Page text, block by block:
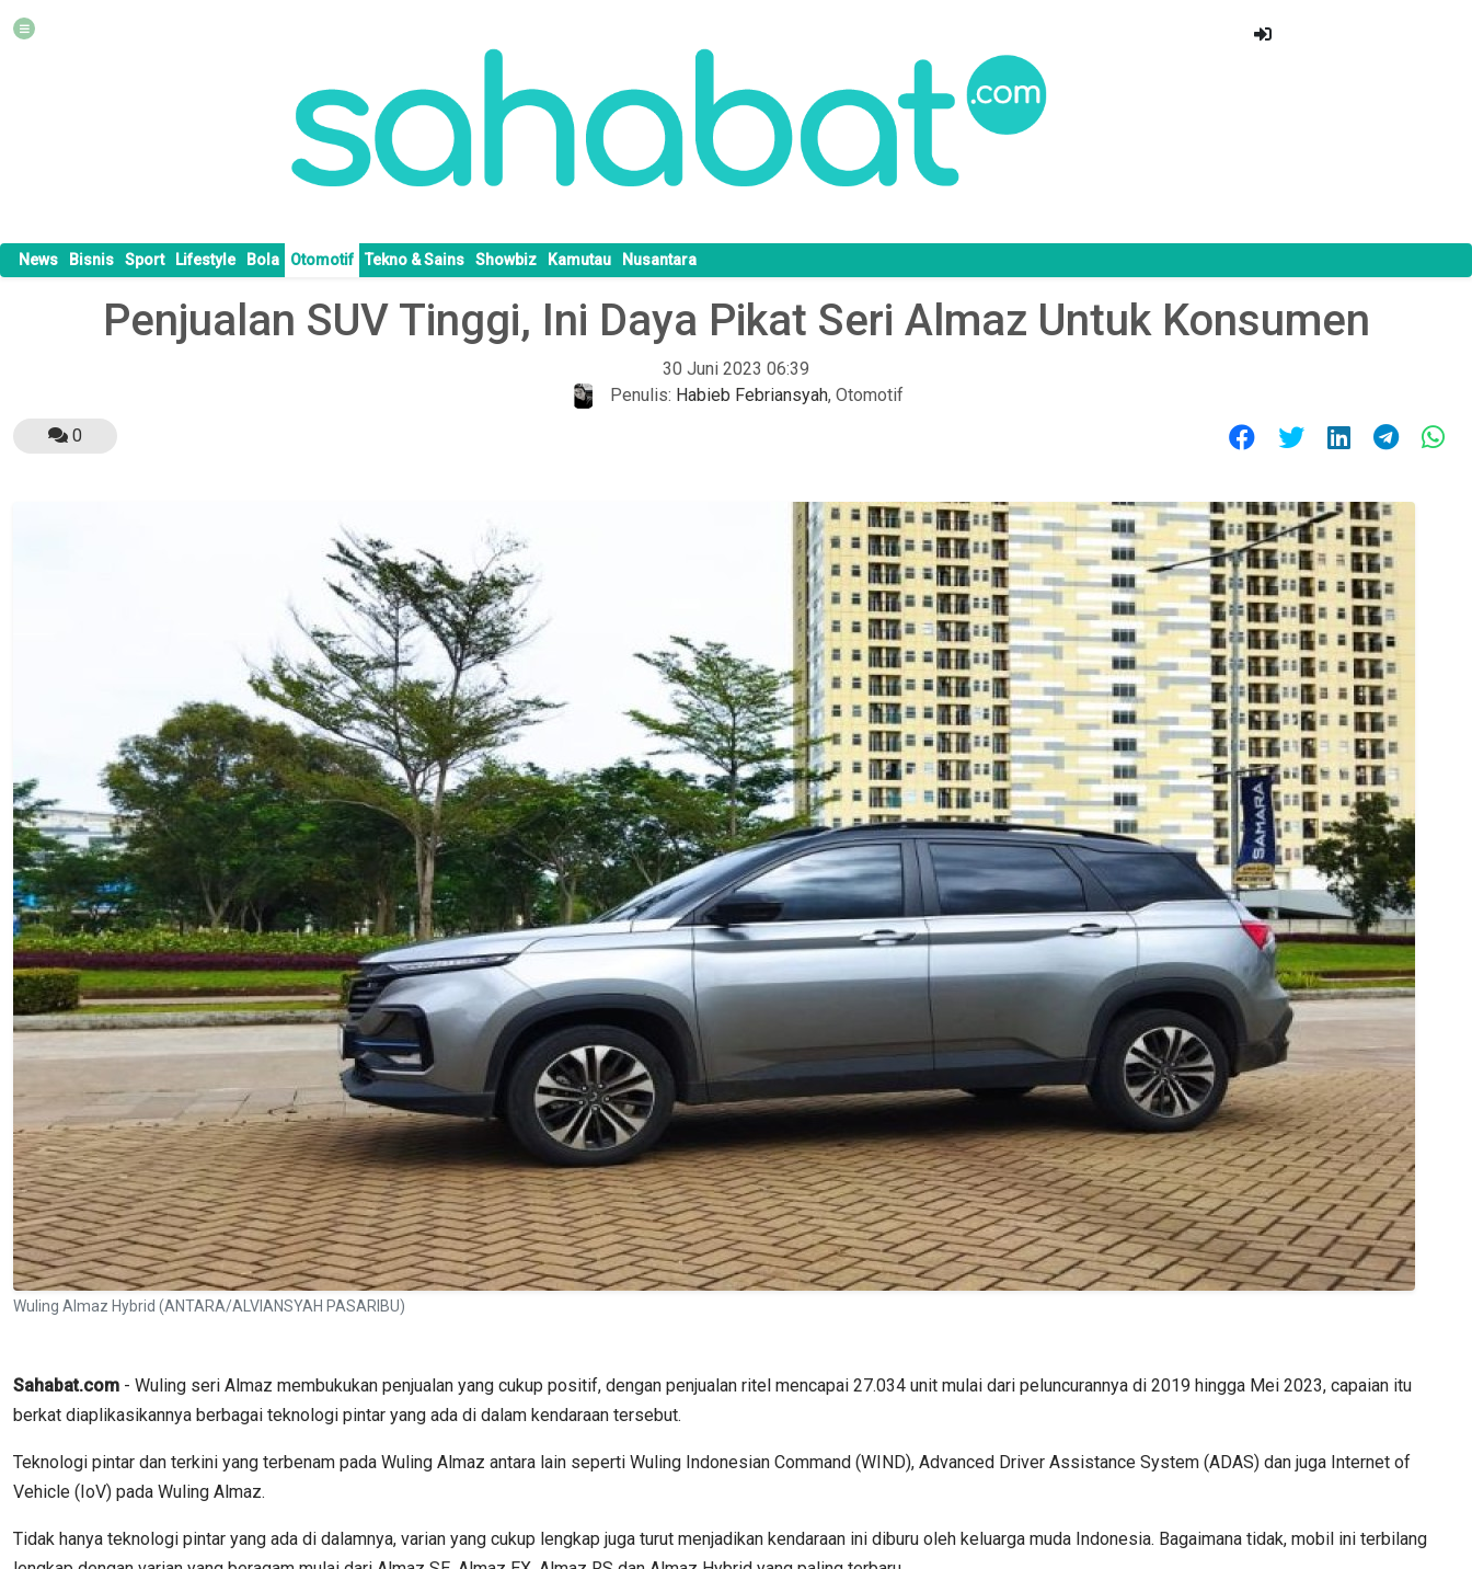
News Bisnis Sport Lifestyle Bola Otomotif Tekno & Sains Showbiz Kamutau Nusantara
Penjualan SUV Tinggi, Ini Daya Pikat Seri Almaz Untuk Konsumen
30 Juni 2023 06:39
Penulis: Habieb Febriansyah, Otomotif
0
Wuling Almaz Hybrid (ANTARA/ALVIANSYAH PASARIBU)
Sahabat.com - Wuling seri Almaz membukukan penjualan yang cukup positif, dengan penjualan ritel mencapai 27.034 unit mulai dari peluncurannya di 2019 hingga Mei 2023, capaian itu
berkat diaplikasikannya berbagai teknologi pintar yang ada di dalam kendaraan tersebut.
Teknologi pintar dan terkini yang terbenam pada Wuling Almaz antara lain seperti Wuling Indonesian Command (WIND), Advanced Driver Assistance System (ADAS) dan juga Internet of
Vehicle (IoV) pada Wuling Almaz.
Tidak hanya teknologi pintar yang ada di dalamnya, varian yang cukup lengkap juga turut menjadikan kendaraan ini diburu oleh keluarga muda Indonesia. Bagaimana tidak, mobil ini terbilang